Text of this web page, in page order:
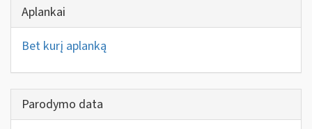
Aplankai
Bet kurį aplanką
Parodymo data